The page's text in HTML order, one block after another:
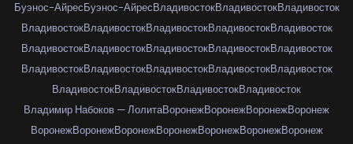
Буэнос-АйресБуэнос-АйресВладивостокВладивостокВладивосток
ВладивостокВладивостокВладивостокВладивостокВладивосток
ВладивостокВладивостокВладивостокВладивостокВладивосток
ВладивостокВладивостокВладивостокВладивостокВладивосток
ВладивостокВладивостокВладивостокВладивосток
Владимир Набоков — ЛолитаВоронежВоронежВоронежВоронеж
ВоронежВоронежВоронежВоронежВоронежВоронежВоронеж